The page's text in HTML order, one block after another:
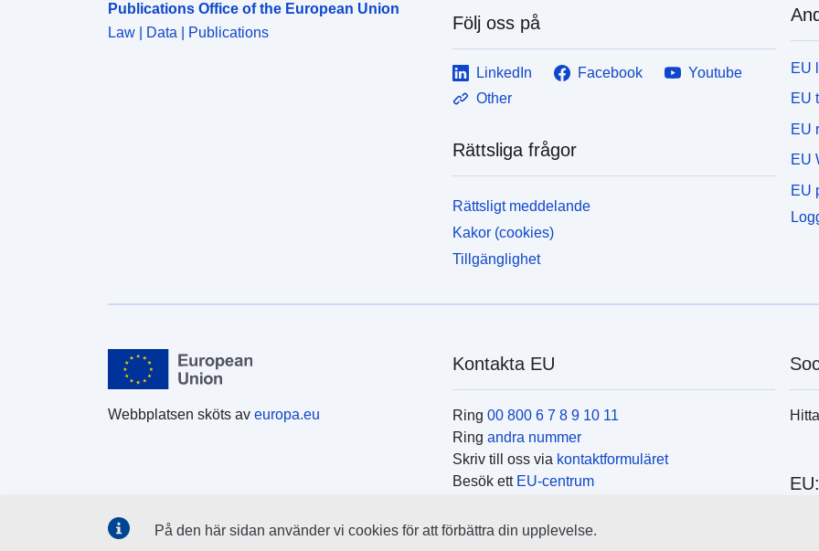
Publications Office of the European Union
Law | Data | Publications
Följ oss på
LinkedIn Facebook
Youtube
Other
Rättsliga frågor
Rättsligt meddelande
Kakor (cookies)
Tillgänglighet
EU
EU
EU
EU
EU
Webbplatsen sköts av europa.eu
Kontakta EU
Ring 00 800 6 7 8 9 10 11
Ring andra nummer
Skriv till oss via kontaktformuläret
Besök ett EU-centrum
På den här sidan använder vi cookies för att förbättra din upplevelse.